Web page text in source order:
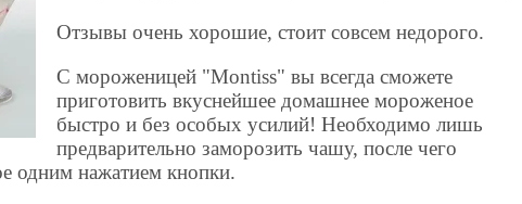
Отзывы очень хорошие, стоит совсем недорого.
С мороженицей "Montiss" вы всегда сможете
приготовить вкуснейшее домашнее мороженое
быстро и без особых усилий! Необходимо лишь
предварительно заморозить чашу, после чего
одним нажатием кнопки.